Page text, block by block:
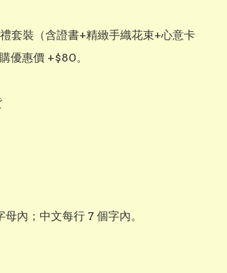
套裝（含證書+精緻手織花束+心意卡
優惠價 +$80。
內；中文每行 7 個字內。